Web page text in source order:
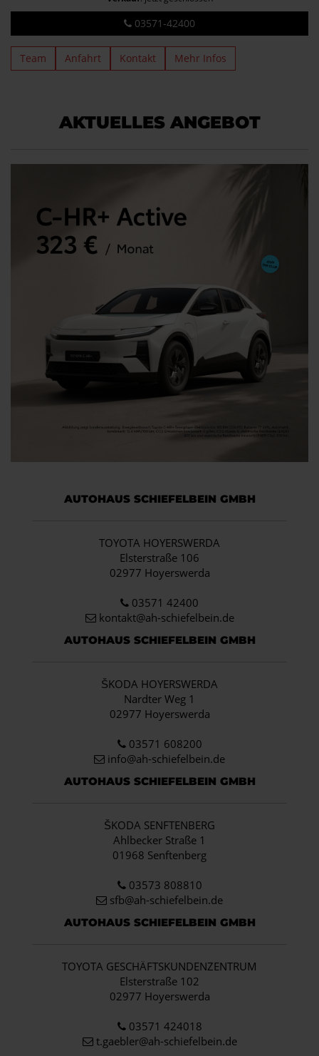
03571-42400
Team Anfahrt Kontakt Mehr Infos
AKTUELLES ANGEBOT
AUTOHAUS SCHIEFELBEIN GMBH
TOYOTA HOYERSWERDA
Elsterstraße 106
02977 Hoyerswerda
03571 42400
kontakt@ah-schiefelbein.de
AUTOHAUS SCHIEFELBEIN GMBH
ŠKODA HOYERSWERDA
Nardter Weg 1
02977 Hoyerswerda
03571 608200
info@ah-schiefelbein.de
AUTOHAUS SCHIEFELBEIN GMBH
ŠKODA SENFTENBERG
Ahlbecker Straße 1
01968 Senftenberg
03573 808810
sfb@ah-schiefelbein.de
AUTOHAUS SCHIEFELBEIN GMBH
TOYOTA GESCHÄFTSKUNDENZENTRUM
Elsterstraße 102
02977 Hoyerswerda
03571 424018
t.gaebler@ah-schiefelbein.de